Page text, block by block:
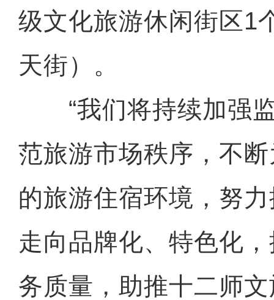
级文化旅游休闲街区1
天街）。
“我们将持续加强监
范旅游市场秩序，不
的旅游住宿环境，努
走向品牌化、特色化
务质量，助推十二师